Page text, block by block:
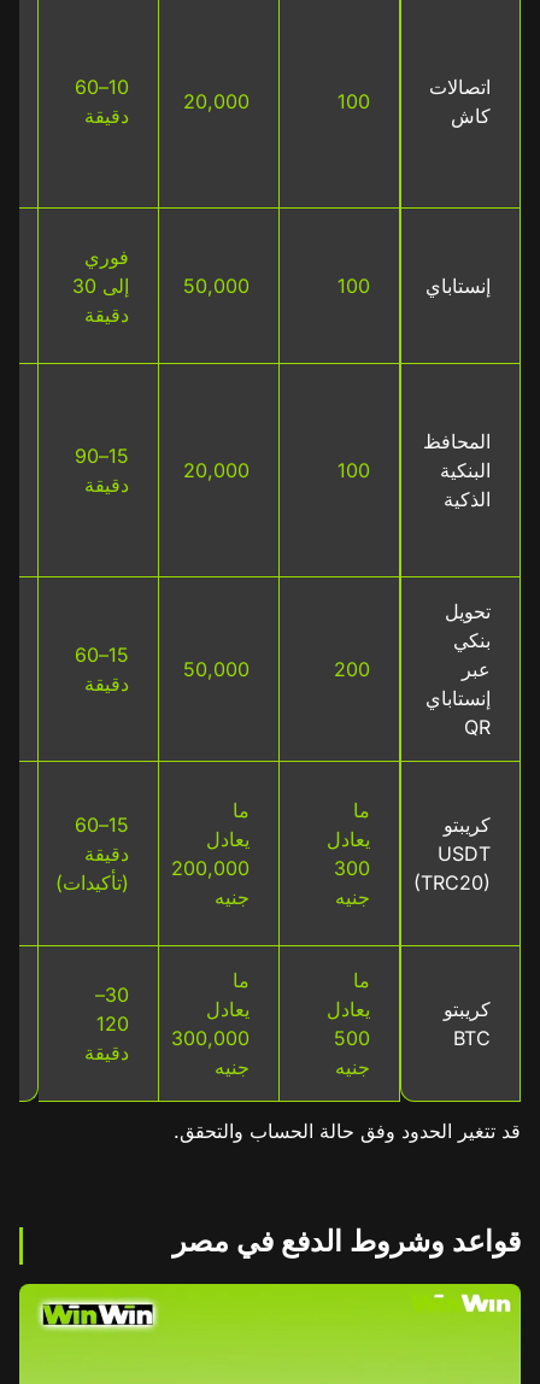
اتصالات
كاش
100
20,000
10–60
دقيقة
إنستاباي 100
50,000
فوري
إلى 30
دقيقة
المحافظ
البنكية
الذكية
100
20,000
15–90
دقيقة
تحويل
بنكي
عبر
إنستاباي
QR
200
50,000
15–60
دقيقة
كريبتو
USDT
(TRC20)
ما
يعادل
300
جنيه
ما
يعادل
200,000
جنيه
15–60
دقيقة
(تأكيدات)
كريبتو
BTC
ما
يعادل
500
جنيه
ما
يعادل
300,000
جنيه
30–
120
دقيقة
قد تتغير الحدود وفق حالة الحساب والتحقق.
قواعد وشروط الدفع في مصر